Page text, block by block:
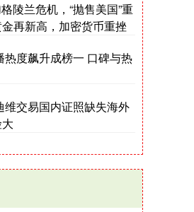
陵兰危机，“抛售美国”重
再新高，加密货币重挫
度飙升成榜一 口碑与热
交易国内证照缺失海外